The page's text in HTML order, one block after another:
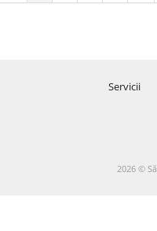
Servicii
2026 ©